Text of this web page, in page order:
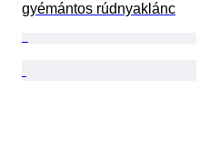
gyémántos rúdnyaklánc